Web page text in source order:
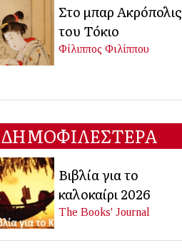
Στο μπαρ Ακρόπολις
του Τόκιο
Φίλιππος Φιλίππου
ΔΗΜΟΦΙΛΕΣΤΕΡΑ
Βιβλία για το
καλοκαίρι 2026
The Books' Journal